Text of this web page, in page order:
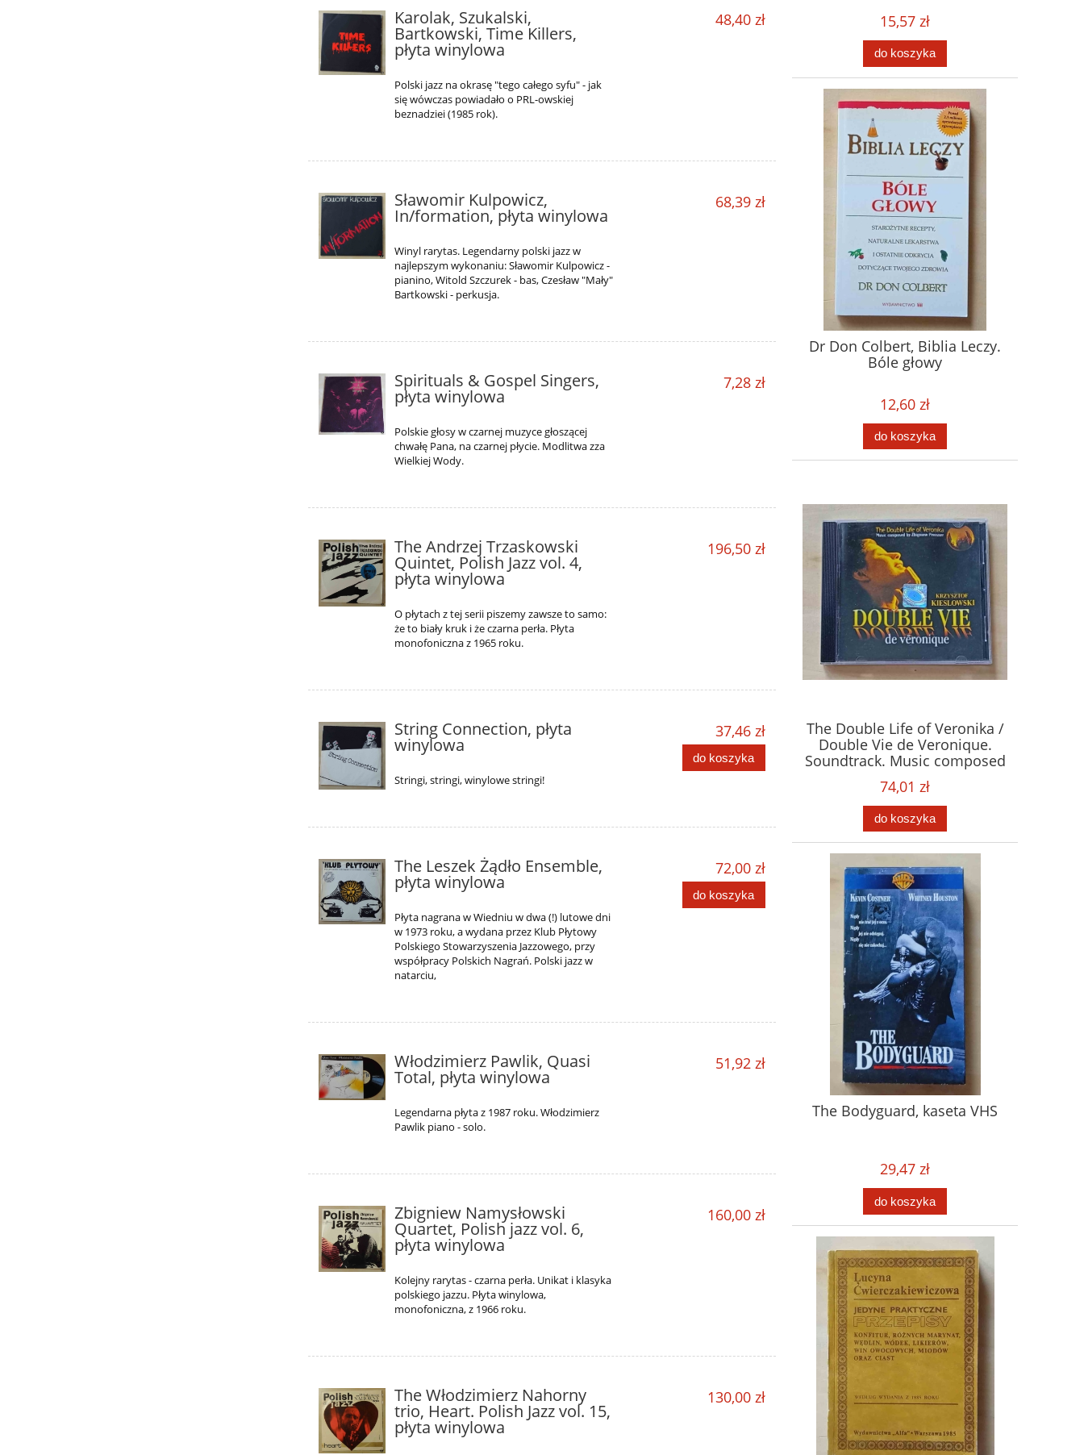
Karolak, Szukalski,
Bartkowski, Time Killers,
płyta winylowa
Polski jazz na okrasę "tego całego syfu" - jak
się wówczas powiadało o PRL-owskiej
beznadziei (1985 rok).
48,40 zł
Sławomir Kulpowicz,
In/formation, płyta winylowa
Winyl rarytas. Legendarny polski jazz w
najlepszym wykonaniu: Sławomir Kulpowicz -
pianino, Witold Szczurek - bas, Czesław "Mały"
Bartkowski - perkusja.
68,39 zł
Spirituals & Gospel Singers,
płyta winylowa
Polskie głosy w czarnej muzyce głoszącej
chwałę Pana, na czarnej płycie. Modlitwa zza
Wielkiej Wody.
7,28 zł
The Andrzej Trzaskowski
Quintet, Polish Jazz vol. 4,
płyta winylowa
O płytach z tej serii piszemy zawsze to samo:
że to biały kruk i że czarna perła. Płyta
monofoniczna z 1965 roku.
196,50 zł
String Connection, płyta
winylowa
Stringi, stringi, winylowe stringi!
37,46 zł
do koszyka
The Leszek Żądło Ensemble,
płyta winylowa
Płyta nagrana w Wiedniu w dwa (!) lutowe dni
w 1973 roku, a wydana przez Klub Płytowy
Polskiego Stowarzyszenia Jazzowego, przy
współpracy Polskich Nagrań. Polski jazz w
natarciu,
72,00 zł
do koszyka
Włodzimierz Pawlik, Quasi
Total, płyta winylowa
Legendarna płyta z 1987 roku. Włodzimierz
Pawlik piano - solo.
51,92 zł
Zbigniew Namysłowski
Quartet, Polish jazz vol. 6,
płyta winylowa
Kolejny rarytas - czarna perła. Unikat i klasyka
polskiego jazzu. Płyta winylowa,
monofoniczna, z 1966 roku.
160,00 zł
The Włodzimierz Nahorny
trio, Heart. Polish Jazz vol. 15,
płyta winylowa
130,00 zł
15,57 zł
do koszyka
Dr Don Colbert, Biblia Leczy.
Bóle głowy
12,60 zł
do koszyka
The Double Life of Veronika /
Double Vie de Veronique.
Soundtrack. Music composed
by Zbigniew Preisner. Płyta
CD
74,01 zł
do koszyka
The Bodyguard, kaseta VHS
29,47 zł
do koszyka